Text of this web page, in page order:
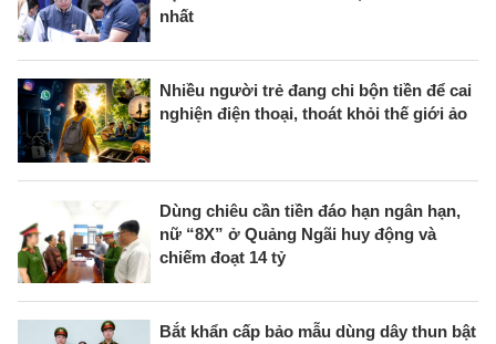
nhất
Nhiều người trẻ đang chi bộn tiền để cai
nghiện điện thoại, thoát khỏi thế giới ảo
Dùng chiêu cần tiền đáo hạn ngân hạn,
nữ “8X” ở Quảng Ngãi huy động và
chiếm đoạt 14 tỷ
Bắt khẩn cấp bảo mẫu dùng dây thun bật